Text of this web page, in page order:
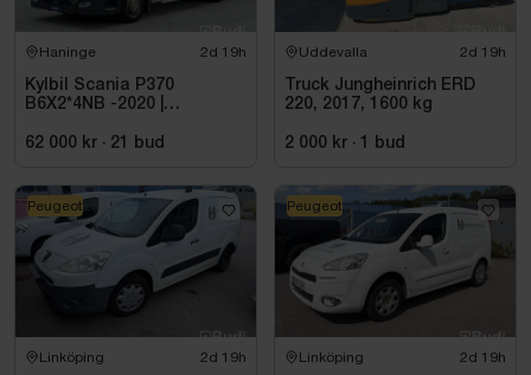
Haninge 2d 19h
Kylbil Scania P370
B6X2*4NB -2020 |
62 000 kr · 21 bud
Uddevalla 2d 19h
Truck Jungheinrich ERD
220, 2017, 1600 kg
2 000 kr · 1 bud
Linköping 2d 19h
Peugeot
Linköping 2d 19h
Peugeot